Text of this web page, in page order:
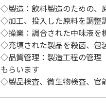
◇製造：飲料製造のための、
◇加工、投入した原料を調整
◇操業：調合された中味液を
◇充填された製品を殺菌、包
◇品質管理：製造工程の管理
もらいます
◇製品検査、微生物検査、官